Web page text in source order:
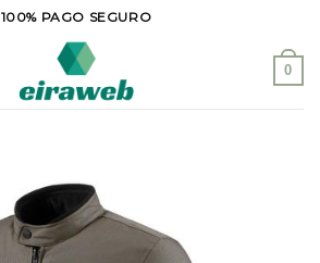
100% PAGO SEGURO
0